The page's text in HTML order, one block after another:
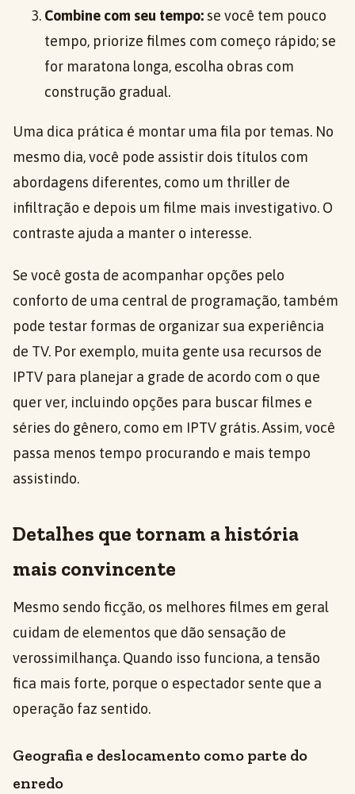
Combine com seu tempo: se você tem pouco
tempo, priorize filmes com começo rápido; se
for maratona longa, escolha obras com
construção gradual.
Uma dica prática é montar uma fila por temas. No
mesmo dia, você pode assistir dois títulos com
abordagens diferentes, como um thriller de
infiltração e depois um filme mais investigativo. O
contraste ajuda a manter o interesse.
Se você gosta de acompanhar opções pelo
conforto de uma central de programação, também
pode testar formas de organizar sua experiência
de TV. Por exemplo, muita gente usa recursos de
IPTV para planejar a grade de acordo com o que
quer ver, incluindo opções para buscar filmes e
séries do gênero, como em IPTV grátis. Assim, você
passa menos tempo procurando e mais tempo
assistindo.
Detalhes que tornam a história
mais convincente
Mesmo sendo ficção, os melhores filmes em geral
cuidam de elementos que dão sensação de
verossimilhança. Quando isso funciona, a tensão
fica mais forte, porque o espectador sente que a
operação faz sentido.
Geografia e deslocamento como parte do
enredo